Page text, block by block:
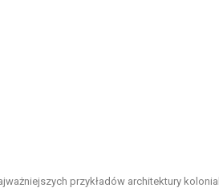
przykładów architektury